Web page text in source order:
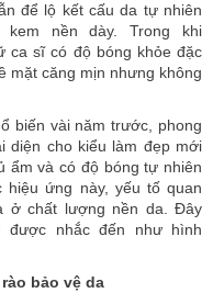
để lộ kết cấu da tự nhiên
nền dày. Trong khi
ca sĩ có độ bóng khỏe đặc
mặt căng mịn nhưng không
biến vài năm trước, phong
diện cho kiểu làm đẹp mới
ẩm và có độ bóng tự nhiên
ứng này, yếu tố quan
ở chất lượng nền da. Đây
được nhắc đến như hình
bảo vệ da